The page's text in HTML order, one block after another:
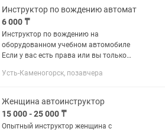
Инструктор по вождению автомат
6 000 ₸
Инструктор по вождению на
оборудованном учебном автомобиле
Если у вас есть права или вы только
Обучение вождению с нуля и
Практические...
Усть-Каменогорск, позавчера
Женщина автоинструктор
15 000 - 25 000 ₸
Опытный инструктор женщина с